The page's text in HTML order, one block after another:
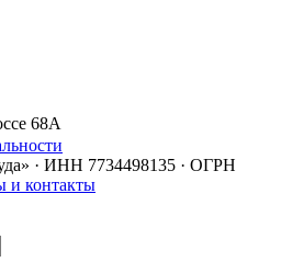
68А
· ИНН 7734498135 · ОГРН
и контакты